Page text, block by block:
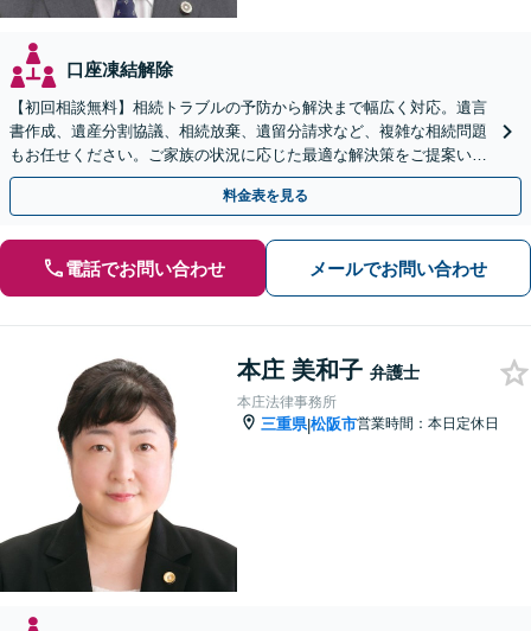
口座凍結解除
【初回相談無料】相続トラブルの予防から解決まで幅広く対応。遺言
書作成、遺産分割協議、相続放棄、遺留分請求など、複雑な相続問題
もお任せください。ご家族の状況に応じた最適な解決策をご提案いた
します【電話相談可】【休日面談可】
料金表を見る
電話でお問い合わせ メールでお問い合わせ
本庄 美和子 弁護士
本庄法律事務所
三重県|松阪市営業時間：本日定休日